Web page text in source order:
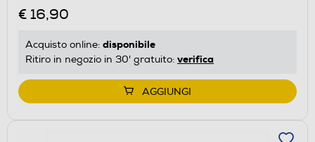
€ 16,90
Acquisto online: disponibile
Ritiro in negozio in 30' gratuito: verifica
AGGIUNGI